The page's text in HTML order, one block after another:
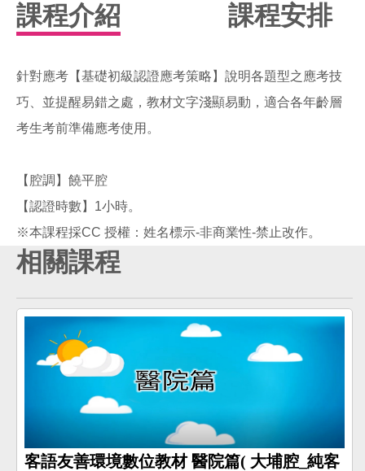
課程介紹 課程安排
針對應考【基礎初級認證應考策略】說明各題型之應考技
巧、並提醒易錯之處，教材文字淺顯易動，適合各年齡層
考生考前準備應考使用。
【腔調】饒平腔
【認證時數】1小時。
相關課程
客語友善環境數位教材 醫院篇( 大埔腔_純客